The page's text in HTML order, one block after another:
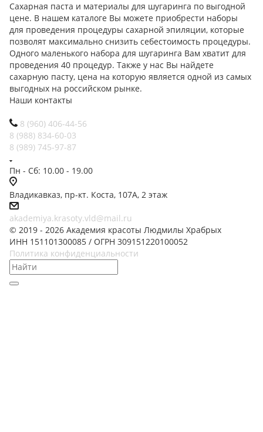
Сахарная паста и материалы для шугаринга по выгодной
цене. В нашем каталоге Вы можете приобрести наборы
для проведения процедуры сахарной эпиляции, которые
позволят максимально снизить себестоимость процедуры.
Одного маленького набора для шугаринга Вам хватит для
проведения 40 процедур. Также у нас Вы найдете
сахарную пасту, цена на которую является одной из самых
выгодных на российском рынке.
Наши контакты
8 (960) 406-44-56
8 (988) 834-60-03
8 (989) 745-97-87
Пн - Сб: 10.00 - 19.00
Владикавказ, пр-кт. Коста, 107А, 2 этаж
akademiya.krasoty.vld@mail.ru
© 2019 - 2026 Академия красоты Людмилы Храбрых
ИНН 151101300085 / ОГРН 309151220100052
Политика конфиденциальности